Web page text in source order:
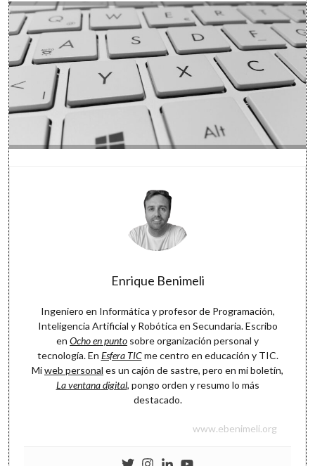
Enrique Benimeli
Ingeniero en Informática y profesor de Programación,
Inteligencia Artificial y Robótica en Secundaria. Escribo
en Ocho en punto sobre organización personal y
tecnología. En Esfera TICme centro en educación y TIC.
Miweb personal es un cajón de sastre, pero en mi boletín,
La ventana digital, pongo orden y resumo lo más
destacado.
www.ebenimeli.org